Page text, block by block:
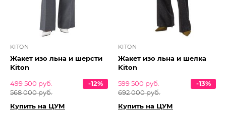
KITON
Жакет изо льна и шерсти
Kiton
499 500 руб.
568 000 руб.
-12%
Купить на ЦУМ
KITON
Жакет изо льна и шелка
Kiton
599 500 руб.
692 000 руб.
-13%
Купить на ЦУМ